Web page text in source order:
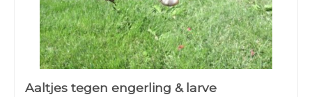
Aaltjes tegen engerling & larve